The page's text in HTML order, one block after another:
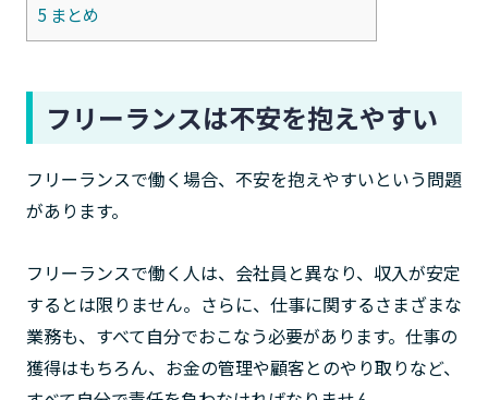
5 まとめ
フリーランスは不安を抱えやすい
フリーランスで働く場合、不安を抱えやすいという問題
があります。
フリーランスで働く人は、会社員と異なり、収入が安定
するとは限りません。さらに、仕事に関するさまざまな
業務も、すべて自分でおこなう必要があります。仕事の
獲得はもちろん、お金の管理や顧客とのやり取りなど、